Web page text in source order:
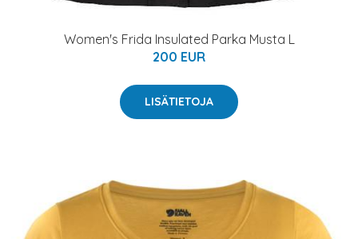
Women's Frida Insulated Parka Musta L
200 EUR
LISÄTIETOJA